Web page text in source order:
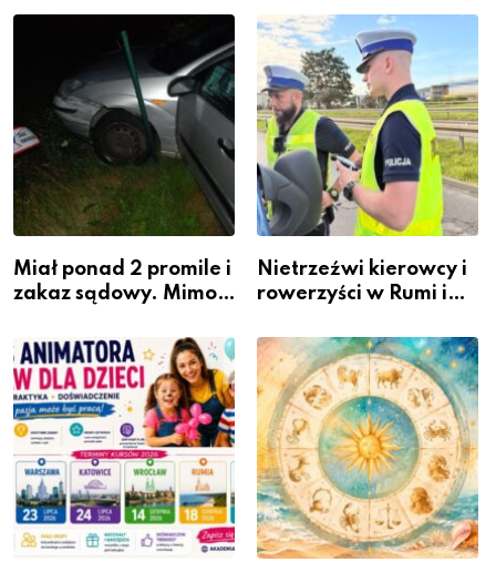
zawodem przyszłości i
gdzie się go nauczyć?
Warszawskiego
Miał ponad 2 promile i
zakaz sądowy. Mimo
kierownicę w
Bolszewie i uderzył w
ogrodzenie
Nietrzeźwi kierowcy i
rowerzyści w Rumi i